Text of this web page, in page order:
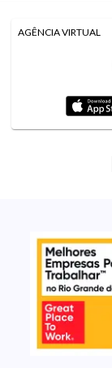
AGÊNCIA VIRTUAL